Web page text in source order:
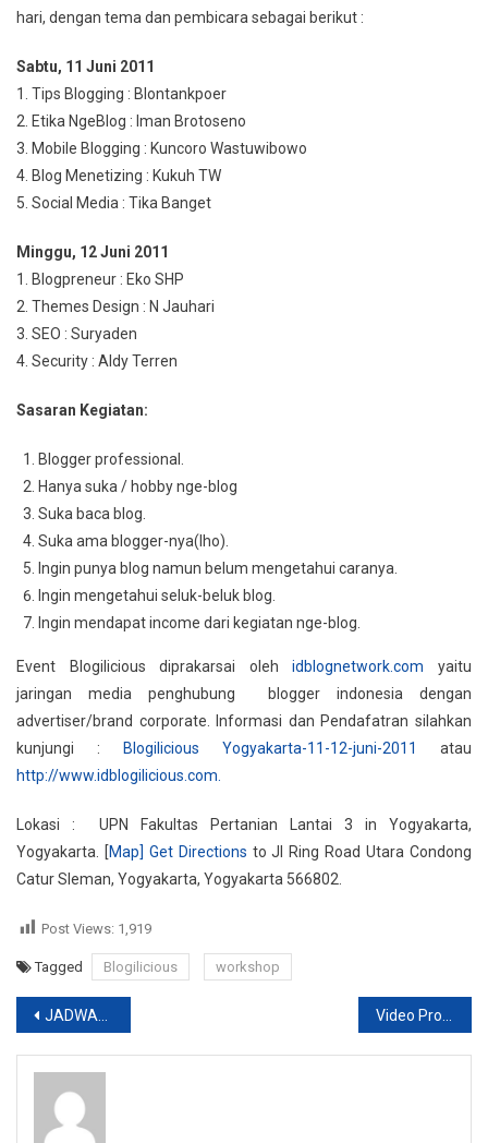
hari, dengan tema dan pembicara sebagai berikut :
Sabtu, 11 Juni 2011
1. Tips Blogging : Blontankpoer
2. Etika NgeBlog : Iman Brotoseno
3. Mobile Blogging : Kuncoro Wastuwibowo
4. Blog Menetizing : Kukuh TW
5. Social Media : Tika Banget
Minggu, 12 Juni 2011
1. Blogpreneur : Eko SHP
2. Themes Design : N Jauhari
3. SEO : Suryaden
4. Security : Aldy Terren
Sasaran Kegiatan:
Blogger professional.
Hanya suka / hobby nge-blog
Suka baca blog.
Suka ama blogger-nya(lho).
Ingin punya blog namun belum mengetahui caranya.
Ingin mengetahui seluk-beluk blog.
Ingin mendapat income dari kegiatan nge-blog.
Event Blogilicious diprakarsai olehidblognetwork.com yaitu
jaringan media penghubung blogger indonesia dengan
advertiser/brand corporate. Informasi dan Pendafatran silahkan
kunjungi :
Blogilicious Yogyakarta-11-12-juni-2011
atau
http://www.idblogilicious.com.
Lokasi : UPN Fakultas Pertanian Lantai 3 in Yogyakarta,
Yogyakarta. [Map] Get Directions to Jl Ring Road Utara Condong
Catur Sleman, Yogyakarta, Yogyakarta 566802.
Post Views: 1,919
Tagged Blogilicious workshop
Post
navigation
JADWAL E-LEARNING Prodi Psikologi Kelas 01 Reg. Pagi